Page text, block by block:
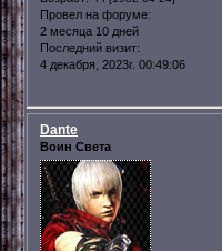
Провел на форуме:
2 месяца 10 дней
Последний визит:
4 декабря, 2023г. 00:49:06
Dante
Воин Света